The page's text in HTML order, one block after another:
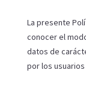
La presente
conocer el
datos de
por los